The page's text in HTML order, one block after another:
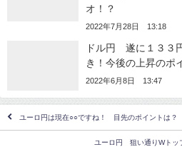
オ！？
2022年7月28日 13:18
ドル円 遂に１３３
き！今後の上昇のポ
2022年6月8日 13:47
ユーロ円は現在○○ですね！ 目先のポイントは？
ユーロ円 狙い通りWトッ